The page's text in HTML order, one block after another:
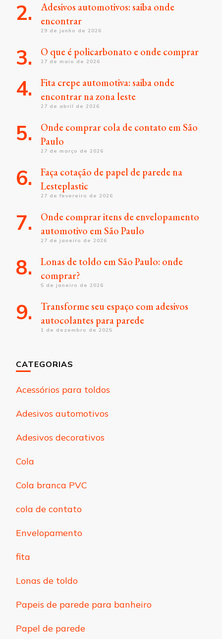
Adesivos automotivos: saiba onde
encontrar
29 de junho de 2026
O que é policarbonato e onde comprar
27 de maio de 2026
Fita crepe automotiva: saiba onde
encontrar na zona leste
27 de abril de 2026
Onde comprar cola de contato em São
Paulo
27 de março de 2026
Faça cotação de papel de parede na
Lesteplastic
27 de fevereiro de 2026
Onde comprar itens de envelopamento
automotivo em São Paulo
27 de janeiro de 2026
Lonas de toldo em São Paulo: onde
comprar?
5 de janeiro de 2026
Transforme seu espaço com adesivos
autocolantes para parede
1 de dezembro de 2025
CATEGORIAS
Acessórios para toldos
Adesivos automotivos
Adesivos decorativos
Cola
Cola branca PVC
cola de contato
Envelopamento
fita
Lonas de toldo
Papeis de parede para banheiro
Papel de parede